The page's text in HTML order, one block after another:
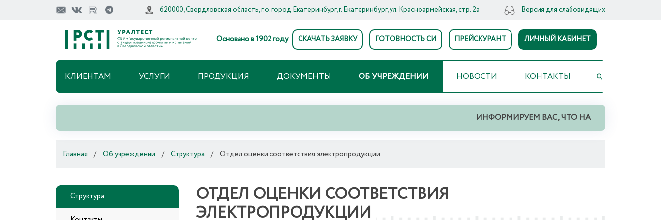
620000, Свердловская область, г.о. город Екатеринбург, г. Екатеринбург, ул. Красноармейская, стр. 2а Версия для слабовидящих
Основано в 1902 году СКАЧАТЬ ЗАЯВКУ ГОТОВНОСТЬ СИ ПРЕЙСКУРАНТ ЛИЧНЫЙ КАБИНЕТ
КЛИЕНТАМ УСЛУГИ ПРОДУКЦИЯ ДОКУМЕНТЫ ОБ УЧРЕЖДЕНИИ НОВОСТИ КОНТАКТЫ
ИНФОРМИРУЕМ ВАС, ЧТО НА ТЕРРИТОРИИ
Главная / Об учреждении / Структура / Отдел оценки соответствия электропродукции
Структура ОТДЕЛ ОЦЕНКИ СООТВЕТСТВИЯ
ЭЛЕКТРОПРОДУКЦИИ